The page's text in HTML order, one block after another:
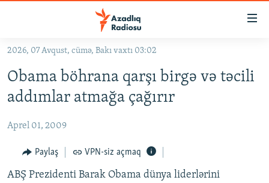
Əsas
qayıt
Əsas
qayıt
#ƏSLINDƏ
FƏRQƏ BAX
QANUNI DOĞRU
2026, 07 Avqust, cümə, Bakı vaxtı 03:02
Obama böhrana qarşı birgə və təcili
addımlar atmağa çağırır
Aprel 01, 2009
Paylaş VPN-siz açmaq
ABŞ Prezidenti Barak Obama dünya liderlərini